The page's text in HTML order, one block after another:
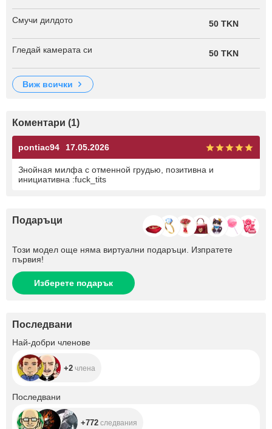
Смучи дилдото 50 TKN
Гледай камерата си 50 TKN
виж всички
Коментари (1)
pontiac94 17.05.2026
Знойная милфа с отменной грудью, позитивна и
инициативна :fuck_tits
Подаръци
Този модел още няма виртуални подаръци. Изпратете
първия!
Изберете подарък
Последвани
Най-добри членове
+2 члена
Последвани
+772 следвания